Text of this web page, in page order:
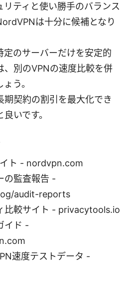
リティと使い勝手のバランス
は十分に候補となり
定のサーバーだけを安定的
、別のVPNの速度比較を併
う。
期契約の割引を最大化でき
いです。
ト - nordvpn.com
の監査報告 -
audit-reports
比較サイト - privacytools.io
イド -
速度テストデータ -